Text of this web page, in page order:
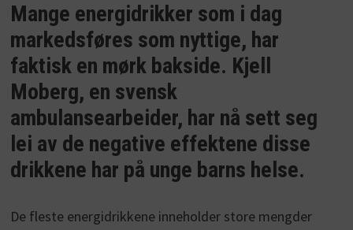
Mange energidrikker som i dag
markedsføres som nyttige, har
faktisk en mørk bakside. Kjell
Moberg, en svensk
ambulansearbeider, har nå sett seg
lei av de negative effektene disse
drikkene har på unge barns helse.
De fleste energidrikkene inneholder store mengder